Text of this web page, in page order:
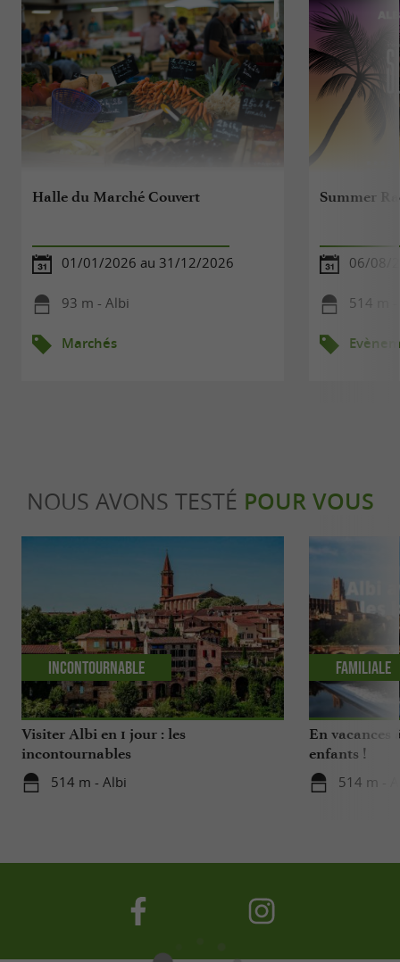
Halle du Marché Couvert
01/01/2026 au 31/12/2026
93 m - Albi
Marchés
Summer
06/08/
514 m
NOUS AVONS TESTÉ POUR VOUS
Visiter Albi en 1 jour : les
incontournables
514 m - Albi
Incontournable
En vacances
enfants !
514 m -
Familiale